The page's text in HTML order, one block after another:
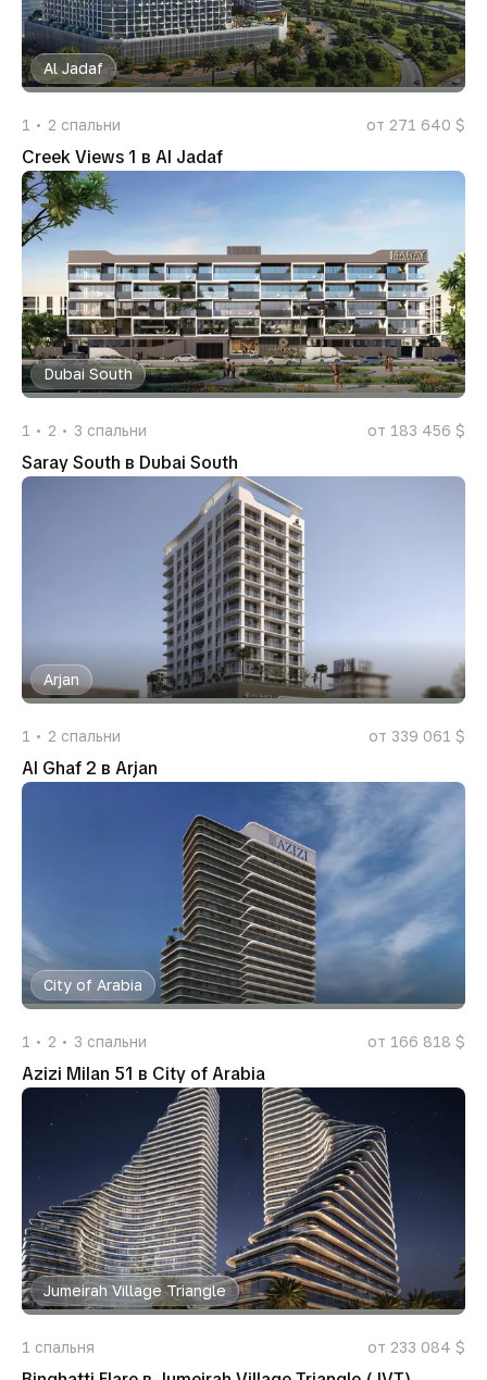
Al Jadaf
1 2 спальни от 271 640 $
Creek Views 1 в Al Jadaf
Dubai South
1 2 3 спальни от 183 456 $
Saray South в Dubai South
Arjan
1 2 спальни от 339 061 $
Al Ghaf 2 в Arjan
City of Arabia
1 2 3 спальни от 166 818 $
Azizi Milan 51 в City of Arabia
Jumeirah Village Triangle
1 спальня от 233 084 $